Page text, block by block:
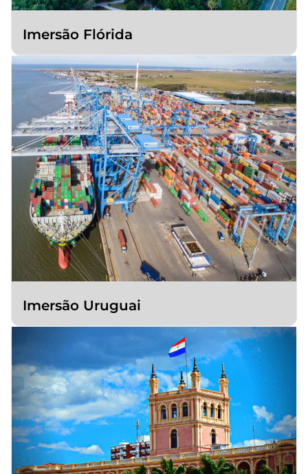
Imersão Flórida
Imersão Uruguai